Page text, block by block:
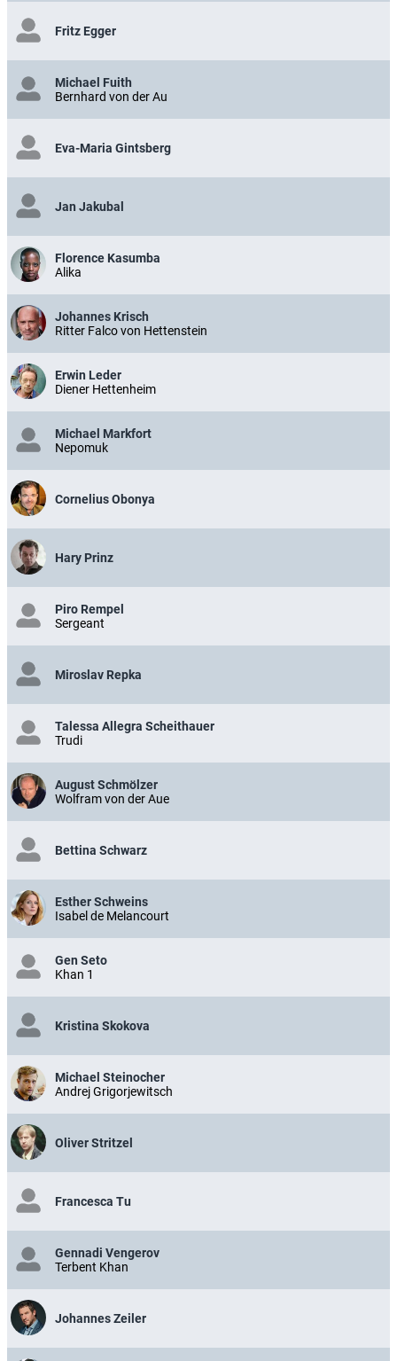
Fritz Egger
Michael Fuith
Bernhard von der Au
Eva-Maria Gintsberg
Jan Jakubal
Florence Kasumba
Alika
Johannes Krisch
Ritter Falco von Hettenstein
Erwin Leder
Diener Hettenheim
Michael Markfort
Nepomuk
Cornelius Obonya
Hary Prinz
Piro Rempel
Sergeant
Miroslav Repka
Talessa Allegra Scheithauer
Trudi
August Schmölzer
Wolfram von der Aue
Bettina Schwarz
Esther Schweins
Isabel de Melancourt
Gen Seto
Khan 1
Kristina Skokova
Michael Steinocher
Andrej Grigorjewitsch
Oliver Stritzel
Francesca Tu
Gennadi Vengerov
Terbent Khan
Johannes Zeiler